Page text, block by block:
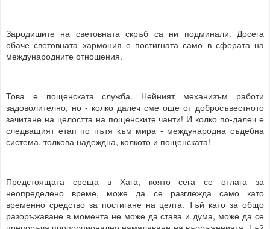
Зародишите на световната скръб са ни подминали. Досега
обаче световната хармония е постигната само в сферата на
международните отношения.
Това е пощенската служба. Нейният механизъм работи
задоволително, но - колко далеч сме още от добросъвестното
зачитане на целостта на пощенските чанти! И колко по-далеч е
следващият етап по пътя към мира - международна съдебна
система, толкова надеждна, колкото и пощенската!
Предстоящата среща в Хага, която сега се отлага за
неопределено време, може да се разглежда само като
временно средство за постигане на целта. Тъй като за общо
разоръжаване в момента не може да става и дума, може да се